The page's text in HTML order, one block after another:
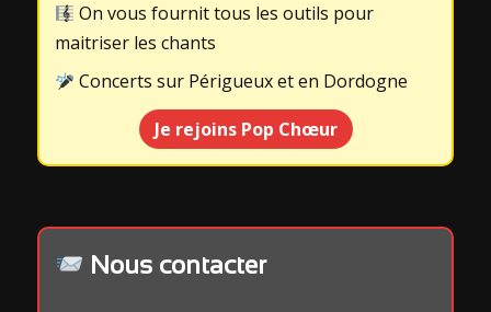
On vous fournit tous les outils pour
maitriser les chants
Concerts sur Périgueux et en Dordogne
Je rejoins Pop Chœur
Nous contacter